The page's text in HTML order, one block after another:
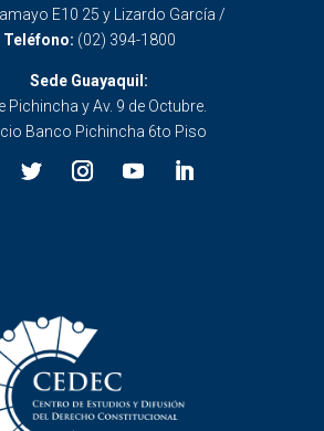
E10 25 y Lizardo García /
Teléfono: (02) 394-1800
Sede Guayaquil:
Pichincha y Av. 9 de Octubre.
Banco Pichincha 6to Piso